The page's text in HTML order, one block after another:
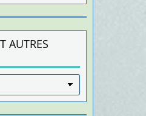
AUTRES